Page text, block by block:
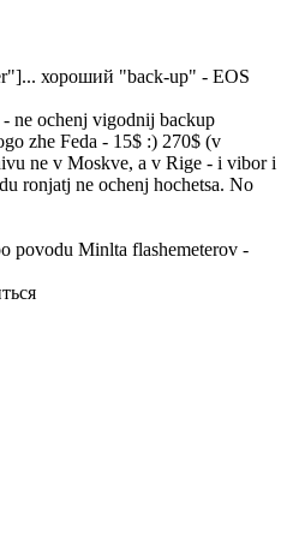
хороший "back-up" - EOS
ne ochenj vigodnij backup
zhe Feda - 15$ :) 270$ (v
ne v Moskve, a v Rige - i vibor i
ronjatj ne ochenj hochetsa. No
povodu Minlta flashemeterov -